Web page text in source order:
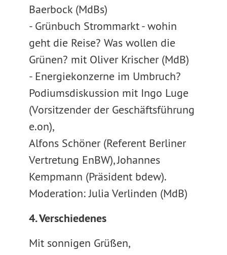
Baerbock (MdBs)
- Grünbuch Strommarkt - wohin
geht die Reise? Was wollen die
Grünen? mit Oliver Krischer (MdB)
- Energiekonzerne im Umbruch?
Podiumsdiskussion mit Ingo Luge
(Vorsitzender der Geschäftsführung
e.on),
Alfons Schöner (Referent Berliner
Vertretung EnBW), Johannes
Kempmann (Präsident bdew).
Moderation: Julia Verlinden (MdB)
4. Verschiedenes
Mit sonnigen Grüßen,